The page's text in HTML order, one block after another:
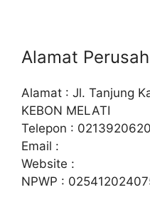
Alamat
Alamat : Jl. Tanjung
KEBON MELATI
Telepon :
Email :
Website :
NPWP :